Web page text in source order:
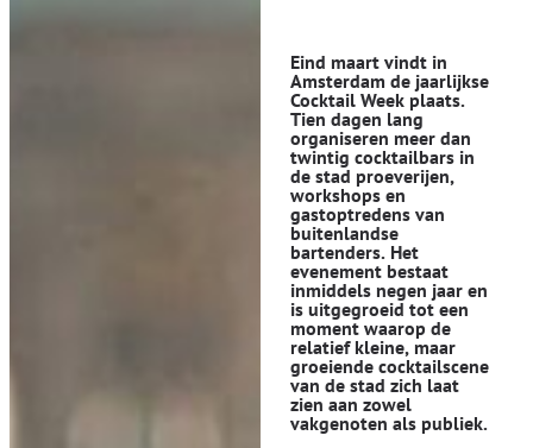
Eind maart vindt in
Amsterdam de jaarlijkse
Cocktail Weekplaats.
Tien dagen lang
organiseren meer dan
twintig cocktailbars in
de stad proeverijen,
workshops en
gastoptredens van
buitenlandse
bartenders. Het
evenement bestaat
inmiddels negen jaar en
is uitgegroeid tot een
moment waarop de
relatief kleine, maar
groeiende cocktailscene
van de stad zich laat
zien aan zowel
vakgenoten als publiek.